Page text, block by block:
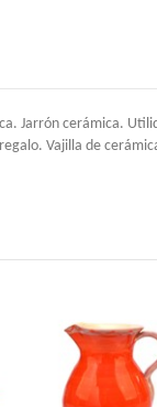
Jarrón cerámica.
Vajilla de